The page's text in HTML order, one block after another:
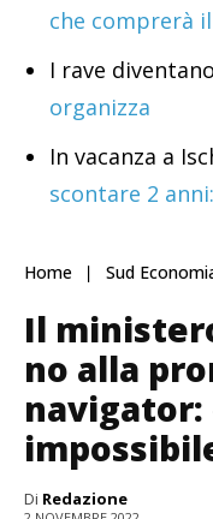
che comprerà
I rave
organizza
In vacanza a
scontare 2
Home Sud
Il
no alla
navigator:
Di Redazione